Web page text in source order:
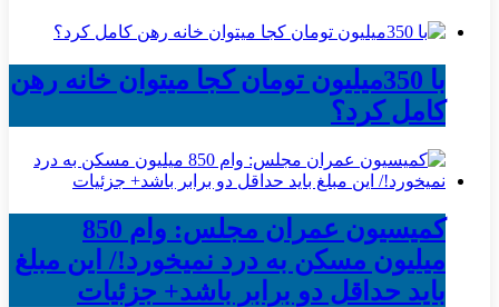
با 350میلیون تومان کجا میتوان خانه رهن
کامل کرد؟
کمیسیون عمران مجلس: وام 850
میلیون مسکن به درد نمیخورد!/ این مبلغ
باید حداقل دو برابر باشد+ جزئیات